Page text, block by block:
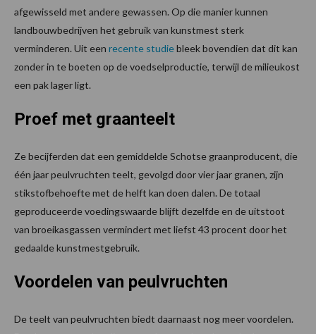
afgewisseld met andere gewassen. Op die manier kunnen
landbouwbedrijven het gebruik van kunstmest sterk
verminderen. Uit een recente studiebleek bovendien dat dit kan
zonder in te boeten op de voedselproductie, terwijl de milieukost
een pak lager ligt.
Proef met graanteelt
Ze becijferden dat een gemiddelde Schotse graanproducent, die
één jaar peulvruchten teelt, gevolgd door vier jaar granen, zijn
stikstofbehoefte met de helft kan doen dalen. De totaal
geproduceerde voedingswaarde blijft dezelfde en de uitstoot
van broeikasgassen vermindert met liefst 43 procent door het
gedaalde kunstmestgebruik.
Voordelen van peulvruchten
De teelt van peulvruchten biedt daarnaast nog meer voordelen.